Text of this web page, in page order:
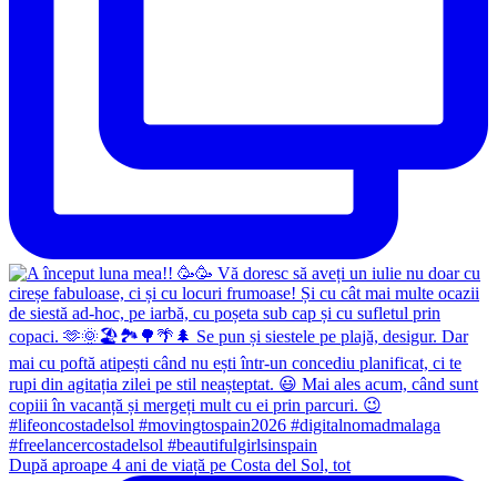
După aproape 4 ani de viață pe Costa del Sol, tot